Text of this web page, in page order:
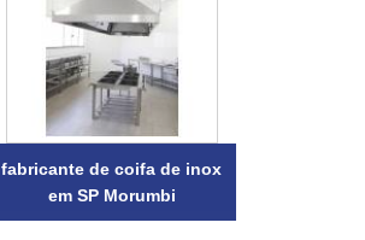
fabricante de coifa de inox
em SP Morumbi